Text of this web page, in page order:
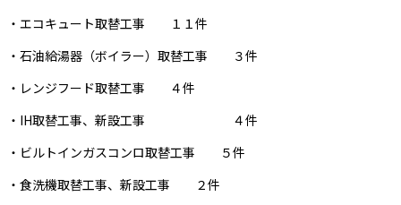
・エコキュート取替工事 １１件
・石油給湯器（ボイラー）取替工事 ３件
・レンジフード取替工事 ４件
・IH取替工事、新設工事 ４件
・ビルトインガスコンロ取替工事 ５件
・食洗機取替工事、新設工事 ２件